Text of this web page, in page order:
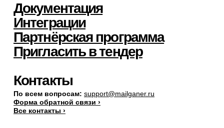
Интеграции
Документация
Партнёрская программа
Пригласить в тендер
По всем вопросам:
Контакты
support@mailganer.ru
Все контакты ›
Форма обратной связи ›